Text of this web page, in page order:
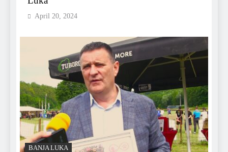
April 20, 2024
BANJA LUKA